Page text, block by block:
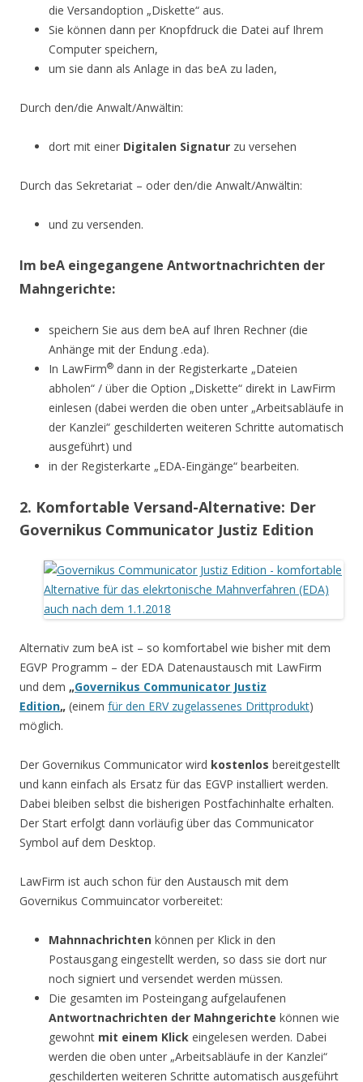
die Versandoption „Diskette“ aus.
Sie können dann per Knopfdruck die Datei auf Ihrem
Computer speichern,
um sie dann als Anlage in das beA zu laden,
Durch den/die Anwalt/Anwältin:
dort mit einer Digitalen Signatur zu versehen
Durch das Sekretariat – oder den/die Anwalt/Anwältin:
und zu versenden.
Im beA eingegangene Antwortnachrichten der
Mahngerichte:
speichern Sie aus dem beA auf Ihren Rechner (die
Anhänge mit der Endung .eda).
In LawFirm® dann in der Registerkarte „Dateien
abholen“ / über die Option „Diskette“ direkt in LawFirm
einlesen (dabei werden die oben unter „Arbeitsabläufe in
der Kanzlei“ geschilderten weiteren Schritte automatisch
ausgeführt) und
in der Registerkarte „EDA-Eingänge“ bearbeiten.
2. Komfortable Versand-Alternative: Der
Governikus Communicator Justiz Edition
Alternativ zum beA ist – so komfortabel wie bisher mit dem
EGVP Programm – der EDA Datenaustausch mit LawFirm
und dem „Governikus Communicator Justiz
Edition„ (einem für den ERV zugelassenes Drittprodukt)
möglich.
Der Governikus Communicator wird kostenlos bereitgestellt
und kann einfach als Ersatz für das EGVP installiert werden.
Dabei bleiben selbst die bisherigen Postfachinhalte erhalten.
Der Start erfolgt dann vorläufig über das Communicator
Symbol auf dem Desktop.
LawFirm ist auch schon für den Austausch mit dem
Governikus Commuincator vorbereitet:
Mahnnachrichten können per Klick in den
Postausgang eingestellt werden, so dass sie dort nur
noch signiert und versendet werden müssen.
Die gesamten im Posteingang aufgelaufenen
Antwortnachrichten der Mahngerichte können wie
gewohnt mit einem Klick eingelesen werden. Dabei
werden die oben unter „Arbeitsabläufe in der Kanzlei“
geschilderten weiteren Schritte automatisch ausgeführt